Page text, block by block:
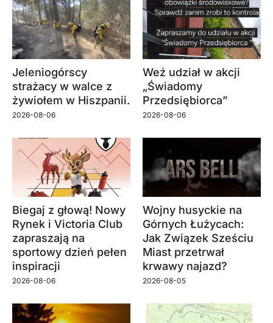
Jeleniogórscy
strażacy w walce z
żywiołem w Hiszpanii.
2026-08-06
Weź udział w akcji
„Świadomy
Przedsiębiorca”
2026-08-06
Biegaj z głową! Nowy
Rynek i Victoria Club
zapraszają na
sportowy dzień pełen
inspiracji
2026-08-06
Wojny husyckie na
Górnych Łużycach:
Jak Związek Sześciu
Miast przetrwał
krwawy najazd?
2026-08-05